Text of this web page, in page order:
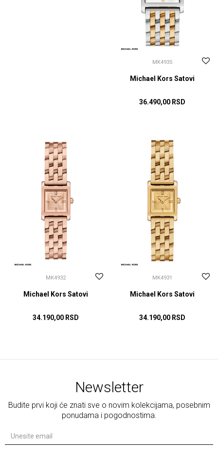
MK4935
Michael Kors Satovi
36.490,00 RSD
MK4932
Michael Kors Satovi
34.190,00 RSD
MK4931
Michael Kors Satovi
34.190,00 RSD
Newsletter
Budite prvi koji će znati sve o novim kolekcijama, posebnim
ponudama i pogodnostima.